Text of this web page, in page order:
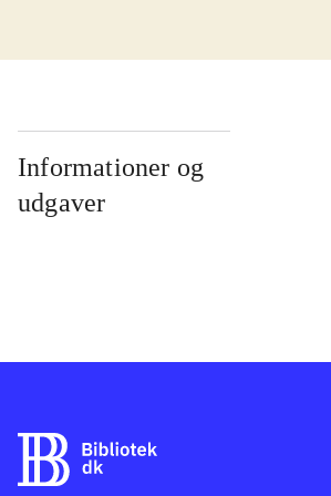
Informationer og
udgaver